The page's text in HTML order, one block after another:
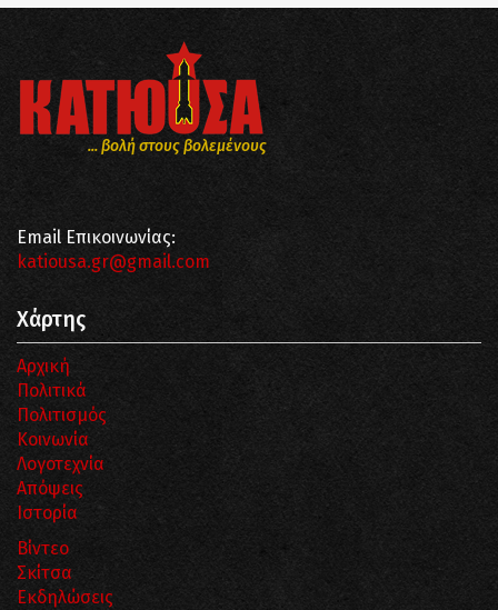
... βολή στους βολεμένους
Email Επικοινωνίας:
katiousa.gr@gmail.com
Χάρτης
Αρχική
Πολιτικά
Πολιτισμός
Κοινωνία
Λογοτεχνία
Απόψεις
Ιστορία
Βίντεο
Σκίτσα
Εκδηλώσεις